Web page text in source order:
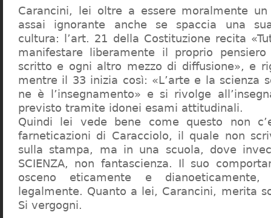
Carancini, lei oltre a essere moralmente
assai ignorante anche se spaccia una
cultura: l’art. 21 della Costituzione recita
manifestare liberamente il proprio
scritto e ogni altro mezzo di diffusione», e
mentre il 33 inizia così: «L’arte e la scienza
ne è l’insegnamento» e si rivolge
previsto tramite idonei esami attitudinali.
Quindi lei vede bene come questo non
farneticazioni di Caracciolo, il quale non
sulla stampa, ma in una scuola, dove
SCIENZA, non fantascienza. Il suo
osceno eticamente e dianoeticamente,
legalmente. Quanto a lei, Carancini, merita
Si vergogni.